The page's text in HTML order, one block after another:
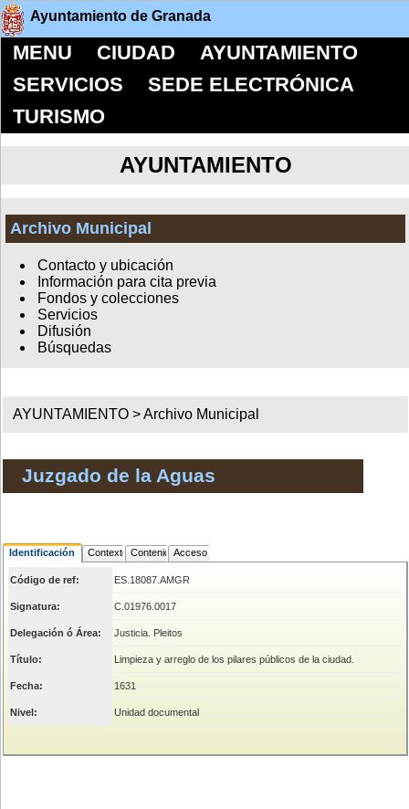
Ayuntamiento de Granada
MENU CIUDAD
AYUNTAMIENTO
SERVICIOS
SEDE ELECTRÓNICA
TURISMO
AYUNTAMIENTO
Archivo Municipal
Contacto y ubicación
Información para cita previa
Fondos y colecciones
Servicios
Difusión
Búsquedas
AYUNTAMIENTO >Archivo Municipal
Juzgado de la Aguas
Identificación Contexto ContenidoAcceso
Código de ref: ES.18087.AMGR
Signatura: C.01976.0017
Delegación ó Área: Justicia. Pleitos
Título: Limpieza y arreglo de los pilares públicos de la ciudad.
Fecha: 1631
Nivel: Unidad documental